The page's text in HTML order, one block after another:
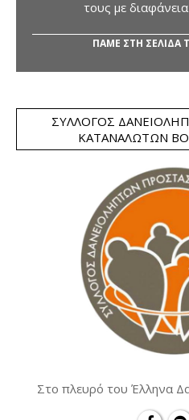
τους με
ΠΑΜΕ ΣΤΗ ΣΕΛΙΔΑ
ΣΎΛΛΟΓΟΣ
ΚΑΤΑΝΑΛΩΤΏΝ
Στο πλευρό του Έλληνα